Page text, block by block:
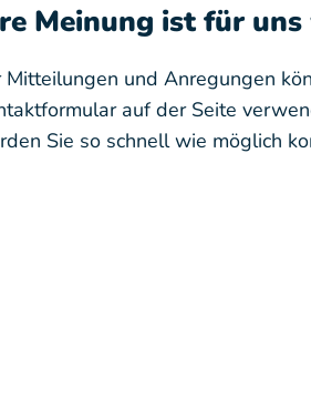
Meinung ist für
Mitteilungen und Anregungen
auf der Seite
Sie so schnell wie möglich